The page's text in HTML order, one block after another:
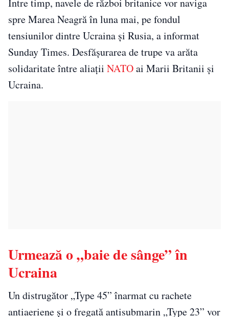
Între timp, navele de război britanice vor naviga
spre Marea Neagră în luna mai, pe fondul
tensiunilor dintre Ucraina și Rusia, a informat
Sunday Times. Desfășurarea de trupe va arăta
solidaritate între aliații NATOai Marii Britanii și
Ucraina.
Urmează o „baie de sânge” în
Ucraina
Un distrugător „Type 45” înarmat cu rachete
antiaeriene și o fregată antisubmarin „Type 23” vor